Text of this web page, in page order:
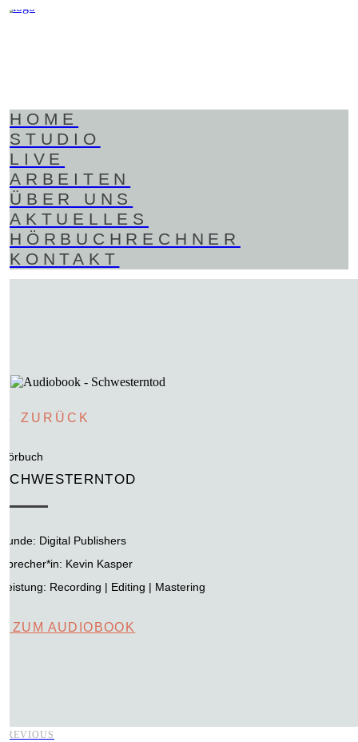
HOME
STUDIO
LIVE
ARBEITEN
ÜBER UNS
AKTUELLES
HÖRBUCHRECHNER
KONTAKT
← ZURÜCK
Hörbuch
SCHWESTERNTOD
Kunde: Digital Publishers
Sprecher*in: Kevin Kasper
Leistung: Recording | Editing | Mastering
+ ZUM AUDIOBOOK
PREVIOUS